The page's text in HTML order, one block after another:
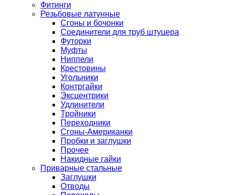
Фитинги
Резьбовые латунные
Сгоны и бочонки
Соединители для труб штуцера
Футорки
Муфты
Ниппели
Крестовины
Угольники
Контргайки
Эксцентрики
Удлинители
Тройники
Переходники
Сгоны-Американки
Пробки и заглушки
Прочее
Накидные гайки
Приварные стальные
Заглушки
Отводы